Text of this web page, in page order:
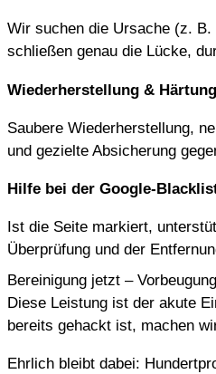
Wir suchen die Ursache (z.
schließen genau die Lücke,
Wiederherstellung & Härtung
Saubere Wiederherstellung,
und gezielte Absicherung
Hilfe bei der Google-
Ist die Seite markiert,
Überprüfung und der
Bereinigung jetzt –
Diese Leistung ist der akute
bereits gehackt ist, machen
Ehrlich bleibt dabei: